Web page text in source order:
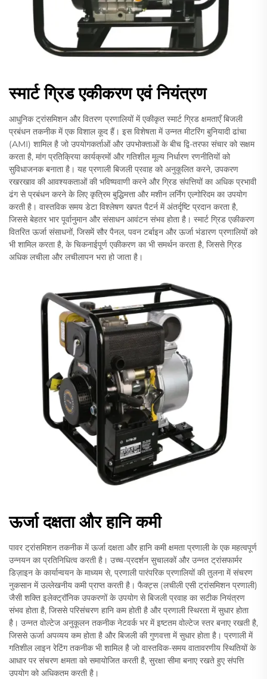
स्मार्ट ग्रिड एकीकरण एवं नियंत्रण
आधुनिक ट्रांसमिशन और वितरण प्रणालियों में एकीकृत स्मार्ट ग्रिड क्षमताएँ बिजली
प्रबंधन तकनीक में एक विशाल कूद हैं। इस विशेषता में उन्नत मीटरिंग बुनियादी ढांचा
(AMI) शामिल है जो उपयोगकर्ताओं और उपभोक्ताओं के बीच द्वि-तरफा संचार को सक्षम
करता है, मांग प्रतिक्रिया कार्यक्रमों और गतिशील मूल्य निर्धारण रणनीतियों को
सुविधाजनक बनाता है। यह प्रणाली बिजली प्रवाह को अनुकूलित करने, उपकरण
रखरखाव की आवश्यकताओं की भविष्यवाणी करने और ग्रिड संपत्तियों का अधिक प्रभावी
ढंग से प्रबंधन करने के लिए कृत्रिम बुद्धिमत्ता और मशीन लर्निंग एल्गोरिदम का उपयोग
करती है। वास्तविक समय डेटा विश्लेषण खपत पैटर्न में अंतर्दृष्टि प्रदान करता है,
जिससे बेहतर भार पूर्वानुमान और संसाधन आवंटन संभव होता है। स्मार्ट ग्रिड एकीकरण
वितरित ऊर्जा संसाधनों, जिसमें सौर पैनल, पवन टर्बाइन और ऊर्जा भंडारण प्रणालियों को
भी शामिल करता है, के चिकनाईपूर्ण एकीकरण का भी समर्थन करता है, जिससे ग्रिड
अधिक लचीला और लचीलापन भरा हो जाता है।
ऊर्जा दक्षता और हानि कमी
पावर ट्रांसमिशन तकनीक में ऊर्जा दक्षता और हानि कमी क्षमता प्रणाली के एक महत्वपूर्ण
उन्नयन का प्रतिनिधित्व करती है। उच्च-प्रदर्शन सुचालकों और उन्नत ट्रांसफार्मर
डिज़ाइन के कार्यान्वयन के माध्यम से, प्रणाली पारंपरिक प्रणालियों की तुलना में संचरण
नुकसान में उल्लेखनीय कमी प्राप्त करती है। फैक्ट्स (लचीली एसी ट्रांसमिशन प्रणाली)
जैसी शक्ति इलेक्ट्रॉनिक उपकरणों के उपयोग से बिजली प्रवाह का सटीक नियंत्रण
संभव होता है, जिससे परिसंचरण हानि कम होती है और प्रणाली स्थिरता में सुधार होता
है। उन्नत वोल्टेज अनुकूलन तकनीक नेटवर्क भर में इष्टतम वोल्टेज स्तर बनाए रखती है,
जिससे ऊर्जा अपव्यय कम होता है और बिजली की गुणवत्ता में सुधार होता है। प्रणाली में
गतिशील लाइन रेटिंग तकनीक भी शामिल है जो वास्तविक-समय वातावरणीय स्थितियों के
आधार पर संचरण क्षमता को समायोजित करती है, सुरक्षा सीमा बनाए रखते हुए संपत्ति
उपयोग को अधिकतम करती है।